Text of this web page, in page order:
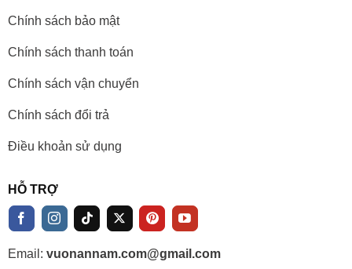
Chính sách bảo mật
Chính sách thanh toán
Chính sách vận chuyển
Chính sách đổi trả
Điều khoản sử dụng
HỖ TRỢ
Email: vuonannam.com@gmail.com